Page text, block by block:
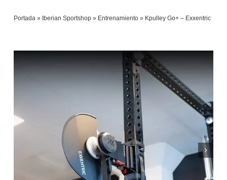
Portada » Iberian Sportshop » Entrenamiento » Kpulley Go+ – Exxentric